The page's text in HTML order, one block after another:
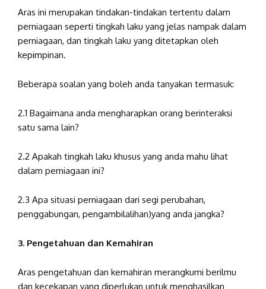
Aras ini merupakan tindakan-tindakan tertentu dalam
perniagaan seperti tingkah laku yang jelas nampak dalam
perniagaan, dan tingkah laku yang ditetapkan oleh
kepimpinan.
Beberapa soalan yang boleh anda tanyakan termasuk:
2.1 Bagaimana anda mengharapkan orang berinteraksi
satu sama lain?
2.2 Apakah tingkah laku khusus yang anda mahu lihat
dalam perniagaan ini?
2.3 Apa situasi perniagaan dari segi perubahan,
penggabungan, pengambilalihan)yang anda jangka?
3. Pengetahuan dan Kemahiran
Aras pengetahuan dan kemahiran merangkumi berilmu
dan kecekapan yang diperlukan untuk menghasilkan